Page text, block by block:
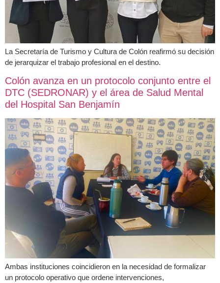
La Secretaría de Turismo y Cultura de Colón reafirmó su decisión
de jerarquizar el trabajo profesional en el destino.
Colón avanza en un protocolo conjunto entre el
DTC (SEDRONAR) y el área de Salud Mental
del Hospital San Benjamín
Ambas instituciones coincidieron en la necesidad de formalizar
un protocolo operativo que ordene intervenciones,